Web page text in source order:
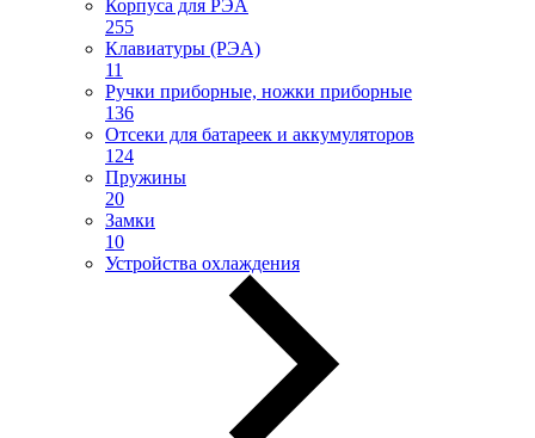
Корпуса для РЭА
255
Клавиатуры (РЭА)
11
Ручки приборные, ножки приборные
136
Отсеки для батареек и аккумуляторов
124
Пружины
20
Замки
10
Устройства охлаждения